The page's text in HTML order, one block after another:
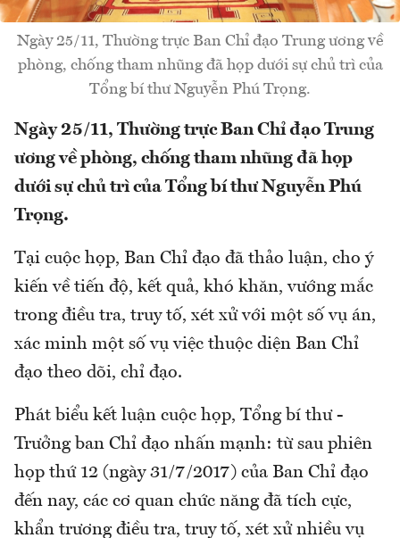
Ngày 25/11, Thường trực Ban Chỉ đạo Trung ương về
phòng, chống tham nhũng đã họp dưới sự chủ trì của
Tổng bí thư Nguyễn Phú Trọng.
Ngày 25/11, Thường trực Ban Chỉ đạo Trung
ương về phòng, chống tham nhũng đã họp
dưới sự chủ trì của Tổng bí thư Nguyễn Phú
Trọng.
Tại cuộc họp, Ban Chỉ đạo đã thảo luận, cho ý
kiến về tiến độ, kết quả, khó khăn, vướng mắc
trong điều tra, truy tố, xét xử với một số vụ án,
xác minh một số vụ việc thuộc diện Ban Chỉ
đạo theo dõi, chỉ đạo.
Phát biểu kết luận cuộc họp, Tổng bí thư -
Trưởng ban Chỉ đạo nhấn mạnh: từ sau phiên
họp thứ 12 (ngày 31/7/2017) của Ban Chỉ đạo
đến nay, các cơ quan chức năng đã tích cực,
khẩn trương điều tra, truy tố, xét xử nhiều vụ